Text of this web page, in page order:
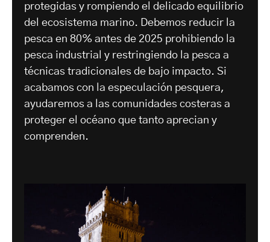
protegidas y rompiendo el delicado equilibrio
del ecosistema marino. Debemos reducir la
pesca en 80% antes de 2025 prohibiendo la
pesca industrial y restringiendo la pesca a
técnicas tradicionales de bajo impacto. Si
acabamos con la especulación pesquera,
ayudaremos a las comunidades costeras a
proteger el océano que tanto aprecian y
comprenden.